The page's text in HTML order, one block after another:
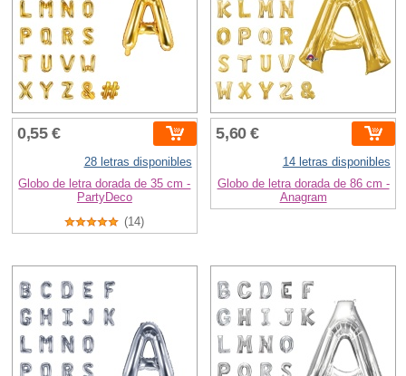
0,55 €
28 letras disponibles
Globo de letra dorada de 35 cm -
PartyDeco
(14)
5,60 €
14 letras disponibles
Globo de letra dorada de 86 cm -
Anagram